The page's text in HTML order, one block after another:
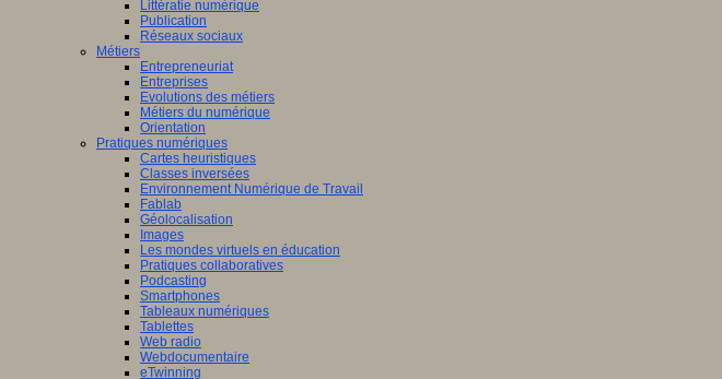
Littératie numérique
Publication
Réseaux sociaux
Métiers
Entrepreneuriat
Entreprises
Evolutions des métiers
Métiers du numérique
Orientation
Pratiques numériques
Cartes heuristiques
Classes inversées
Environnement Numérique de Travail
Fablab
Géolocalisation
Images
Les mondes virtuels en éducation
Pratiques collaboratives
Podcasting
Smartphones
Tableaux numériques
Tablettes
Web radio
Webdocumentaire
eTwinning